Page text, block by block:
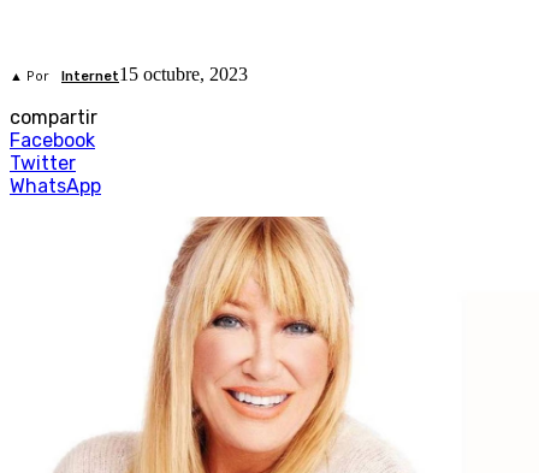
▲ Por Internet15 octubre, 2023
compartir
Facebook
Twitter
WhatsApp